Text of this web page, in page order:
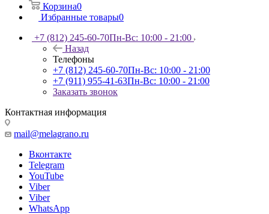
Корзина0
Избранные товары0
+7 (812) 245-60-70Пн-Вс: 10:00 - 21:00
Назад
Телефоны
+7 (812) 245-60-70Пн-Вс: 10:00 - 21:00
+7 (911) 955-41-63Пн-Вс: 10:00 - 21:00
Заказать звонок
Контактная информация
mail@melagrano.ru
Вконтакте
Telegram
YouTube
Viber
Viber
WhatsApp